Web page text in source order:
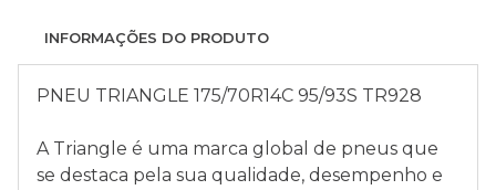
INFORMAÇÕES DO PRODUTO
PNEU TRIANGLE 175/70R14C 95/93S TR928
A Triangle é uma marca global de pneus que
se destaca pela sua qualidade, desempenho e